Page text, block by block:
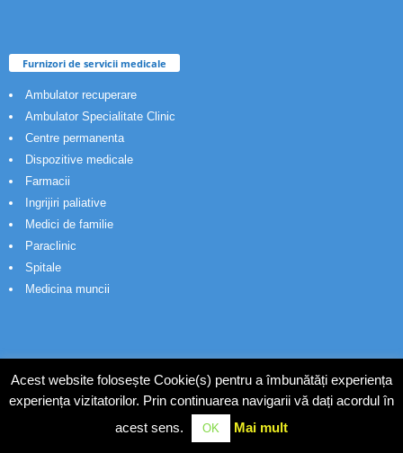
Furnizori de servicii medicale
Ambulator recuperare
Ambulator Specialitate Clinic
Centre permanenta
Dispozitive medicale
Farmacii
Ingrijiri paliative
Medici de familie
Paraclinic
Spitale
Medicina muncii
Spitale
I.R.O.
Acest website folosește Cookie(s) pentru a îmbunătăți experiența
experiența vizitatorilor. Prin continuarea navigarii vă dați acordul în
acest sens.
OK Mai mult